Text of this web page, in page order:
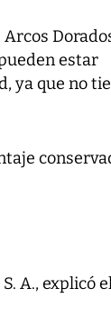
estar
ya que no
A., explicó